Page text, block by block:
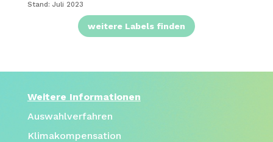
Stand: Juli 2023
weitere Labels finden
Weitere Informationen
Auswahlverfahren
Klimakompensation